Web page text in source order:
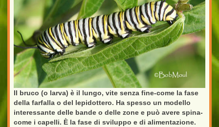
Il bruco (o larva) è il lungo, vite senza fine-come la fase
della farfalla o del lepidottero. Ha spesso un modello
interessante delle bande o delle zone e può avere spina-
come i capelli. È la fase di sviluppo e di alimentazione.